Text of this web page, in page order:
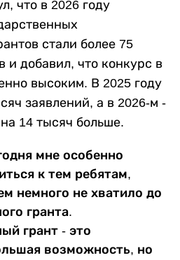
что в 2026 году
стали более 75
и добавил, что конкурс в
высоким. В 2025 году
заявлений, а в 2026-м -
14 тысяч больше.
мне особенно
к тем ребятам,
немного не хватило до
гранта.
грант - это
возможность, но